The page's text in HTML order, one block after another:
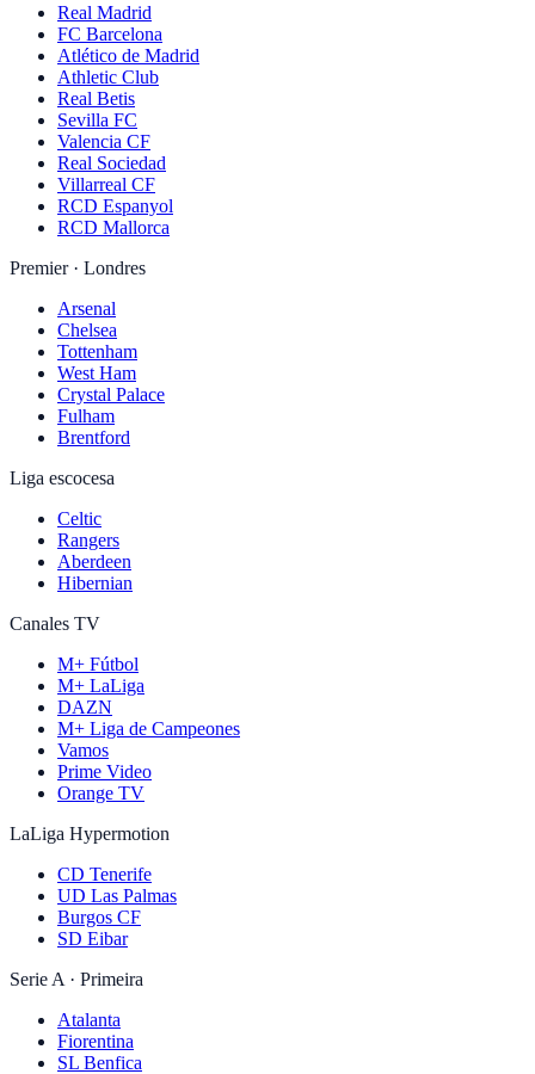
Real Madrid
FC Barcelona
Atlético de Madrid
Athletic Club
Real Betis
Sevilla FC
Valencia CF
Real Sociedad
Villarreal CF
RCD Espanyol
RCD Mallorca
Premier · Londres
Arsenal
Chelsea
Tottenham
West Ham
Crystal Palace
Fulham
Brentford
Liga escocesa
Celtic
Rangers
Aberdeen
Hibernian
Canales TV
M+ Fútbol
M+ LaLiga
DAZN
M+ Liga de Campeones
Vamos
Prime Video
Orange TV
LaLiga Hypermotion
CD Tenerife
UD Las Palmas
Burgos CF
SD Eibar
Serie A · Primeira
Atalanta
Fiorentina
SL Benfica